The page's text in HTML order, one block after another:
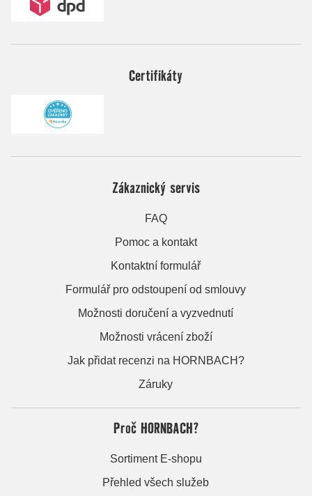
Certifikáty
Zákaznický servis
FAQ
Pomoc a kontakt
Kontaktní formulář
Formulář pro odstoupení od smlouvy
Možnosti doručení a vyzvednutí
Možnosti vrácení zboží
Jak přidat recenzi na HORNBACH?
Záruky
Proč HORNBACH?
Sortiment E-shopu
Přehled všech služeb